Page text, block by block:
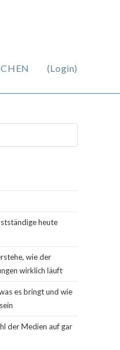
(Login)
Escape
heute
wie der
wirklich läuft
es bringt und wie
der Medien auf gar